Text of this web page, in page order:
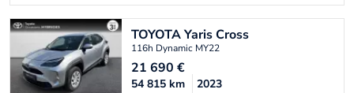
TOYOTAYaris Cross
116h Dynamic MY22
21 690 €
54 815 km 2023